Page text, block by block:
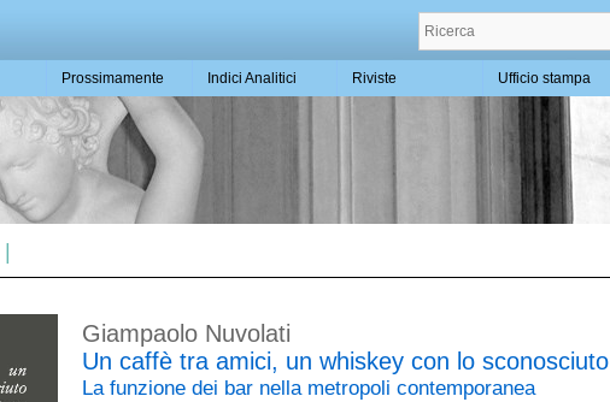
Prossimamente Indici Analitici Riviste Ufficio stampa
Giampaolo Nuvolati
Un caffè tra amici, un whiskey con lo sconosciuto
La funzione dei bar nella metropoli contemporanea